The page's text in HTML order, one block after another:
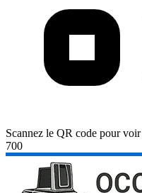
Scannez le QR code pour
700